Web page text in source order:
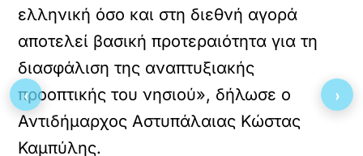
ελληνική όσο και στη διεθνή αγορά
αποτελεί βασική προτεραιότητα για τη
διασφάλιση της αναπτυξιακής
προοπτικής του νησιού», δήλωσε ο
Αντιδήμαρχος Αστυπάλαιας Κώστας
Καμπύλης.
‹ ›